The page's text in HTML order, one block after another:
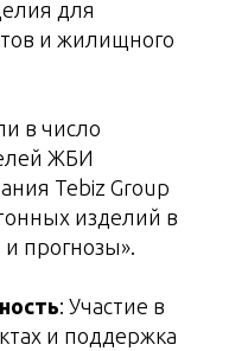
для
и жилищного
в число
ЖБИ
Tebiz Group
изделий в
прогнозы».
: Участие в
и поддержка